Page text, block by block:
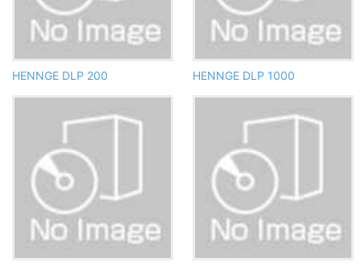
HENNGE DLP 200 HENNGE DLP 1000